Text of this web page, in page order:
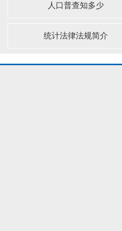
人口普查知多少
统计法律法规简介